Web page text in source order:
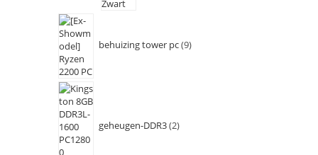
behuizing tower pc 9
geheugen-DDR3 2